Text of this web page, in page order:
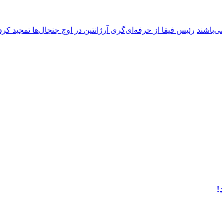
رئیس فیفا از حرفه‌ای‌گری آرژانتین در اوج جنجال‌ها تمجید